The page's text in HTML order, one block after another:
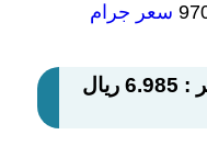
سعر جرام
سعر جرام الفضة 960 قطر : 6.985 ريال